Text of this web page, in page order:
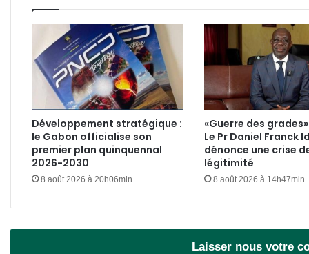
Développement stratégique :
le Gabon officialise son
premier plan quinquennal
2026-2030
8 août 2026 à 20h06min
«Guerre des grades»
Le Pr Daniel Franck
dénonce une crise
légitimité
8 août 2026 à 14h47min
Laisser nous votre